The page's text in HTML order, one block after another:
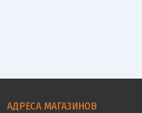
АДРЕСА МАГАЗИНОВ